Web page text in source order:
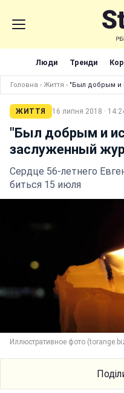
Люди Тренди
Головна › Життя › "Был добрым и
ЖИТТЯ 16 липня 2018 ·
"Был добрым и
заслуженный
Сердце 56-летнего
биться 15 июля
Иллюстративное фото